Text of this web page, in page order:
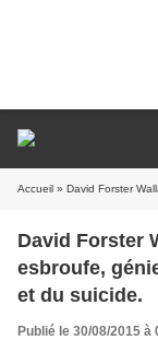
Accueil » David Forster Wallace :
David Forster
esbroufe,
et du suicide.
Publié le 30/08/2015 à